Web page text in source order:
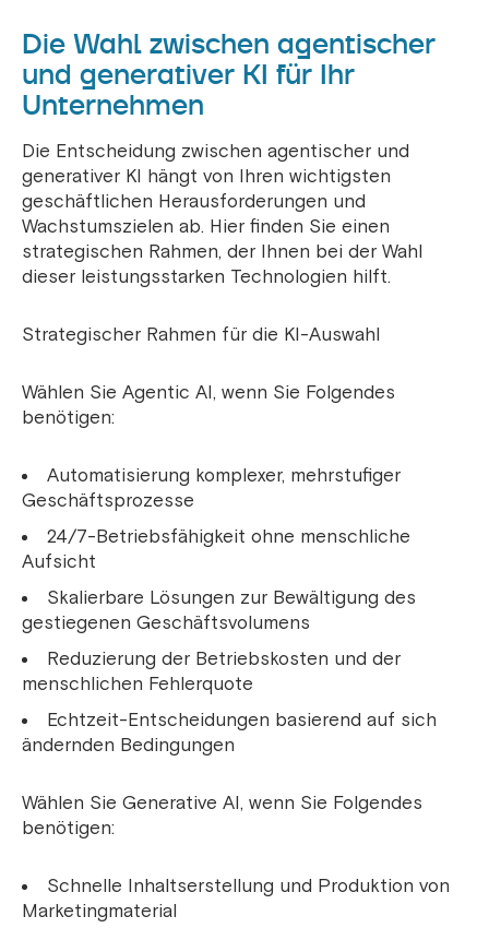
Die Wahl zwischen agentischer
und generativer KI für Ihr
Unternehmen
Die Entscheidung zwischen agentischer und
generativer KI hängt von Ihren wichtigsten
geschäftlichen Herausforderungen und
Wachstumszielen ab. Hier finden Sie einen
strategischen Rahmen, der Ihnen bei der Wahl
dieser leistungsstarken Technologien hilft.
Strategischer Rahmen für die KI-Auswahl
Wählen Sie Agentic AI, wenn Sie Folgendes
benötigen:
Automatisierung komplexer, mehrstufiger
Geschäftsprozesse
24/7-Betriebsfähigkeit ohne menschliche
Aufsicht
Skalierbare Lösungen zur Bewältigung des
gestiegenen Geschäftsvolumens
Reduzierung der Betriebskosten und der
menschlichen Fehlerquote
Echtzeit-Entscheidungen basierend auf sich
ändernden Bedingungen
Wählen Sie Generative AI, wenn Sie Folgendes
benötigen:
Schnelle Inhaltserstellung und Produktion von
Marketingmaterial